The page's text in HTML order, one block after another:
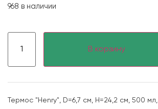
968 в наличии
В корзину
Термос "Henry", D=6,7 см, H=24,2 см, 500